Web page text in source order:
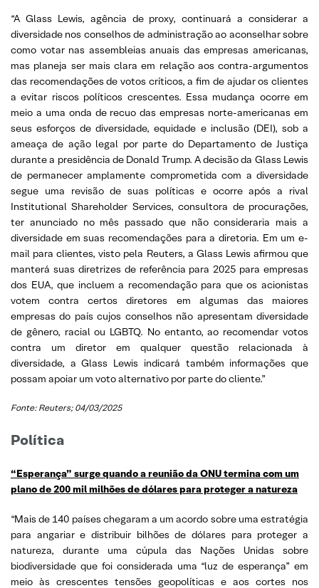
“A Glass Lewis, agência de proxy, continuará a considerar a
diversidade nos conselhos de administração ao aconselhar sobre
como votar nas assembleias anuais das empresas americanas,
mas planeja ser mais clara em relação aos contra-argumentos
das recomendações de votos críticos, a fim de ajudar os clientes
a evitar riscos políticos crescentes. Essa mudança ocorre em
meio a uma onda de recuo das empresas norte-americanas em
seus esforços de diversidade, equidade e inclusão (DEI), sob a
ameaça de ação legal por parte do Departamento de Justiça
durante a presidência de Donald Trump. A decisão da Glass Lewis
de permanecer amplamente comprometida com a diversidade
segue uma revisão de suas políticas e ocorre após a rival
Institutional Shareholder Services, consultora de procurações,
ter anunciado no mês passado que não consideraria mais a
diversidade em suas recomendações para a diretoria. Em um e-
mail para clientes, visto pela Reuters, a Glass Lewis afirmou que
manterá suas diretrizes de referência para 2025 para empresas
dos EUA, que incluem a recomendação para que os acionistas
votem contra certos diretores em algumas das maiores
empresas do país cujos conselhos não apresentam diversidade
de gênero, racial ou LGBTQ. No entanto, ao recomendar votos
contra um diretor em qualquer questão relacionada à
diversidade, a Glass Lewis indicará também informações que
possam apoiar um voto alternativo por parte do cliente.”
Fonte: Reuters; 04/03/2025
Política
“Esperança” surge quando a reunião da ONU termina com um
plano de 200 mil milhões de dólares para proteger a natureza
“Mais de 140 países chegaram a um acordo sobre uma estratégia
para angariar e distribuir bilhões de dólares para proteger a
natureza, durante uma cúpula das Nações Unidas sobre
biodiversidade que foi considerada uma “luz de esperança” em
meio às crescentes tensões geopolíticas e aos cortes nos